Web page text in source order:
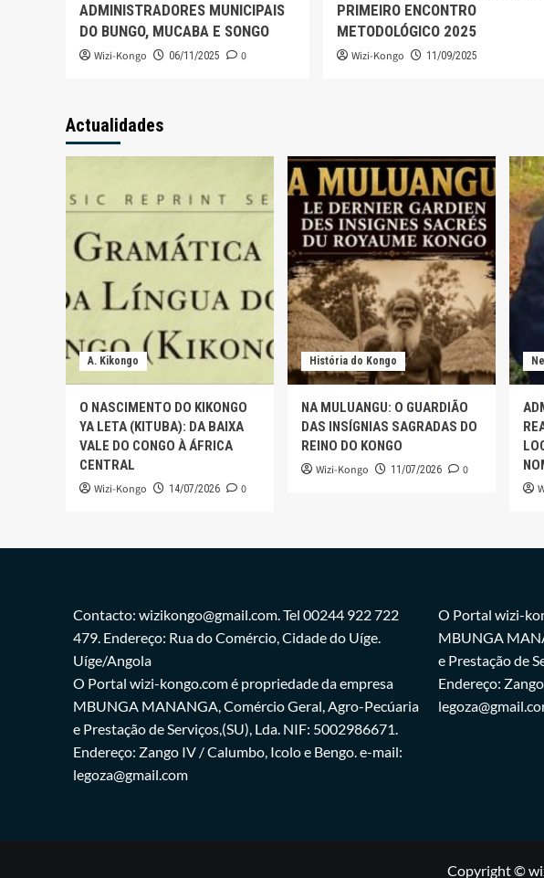
ADMINISTRADORES MUNICIPAIS
DO BUNGO, MUCABA E SONGO
Wizi-Kongo 06/11/2025 0
PRIMEIRO ENCONTRO
METODOLÓGICO 2025
Wizi-Kongo 11/09/2025
Actualidades
A. Kikongo
O NASCIMENTO DO KIKONGO
YA LETA (KITUBA): DA BAIXA
VALE DO CONGO À ÁFRICA
CENTRAL
Wizi-Kongo 14/07/2026 0
História do Kongo
NA MULUANGU: O GUARDIÃO
DAS INSÍGNIAS SAGRADAS DO
REINO DO KONGO
Wizi-Kongo 11/07/2026 0
Contacto: wizikongo@gmail.com. Tel 00244 922 722
479. Endereço: Rua do Comércio, Cidade do Uíge.
Uíge/Angola
O Portal wizi-kongo.com é propriedade da empresa
MBUNGA MANANGA, Comércio Geral, Agro-Pecúaria
e Prestação de Serviços,(SU), Lda. NIF: 5002986671.
Endereço: Zango IV / Calumbo, Icolo e Bengo. e-mail:
legoza@gmail.com
O Portal wizi-
MBUNGA
e Prestação de
Endereço:
Copyright ©